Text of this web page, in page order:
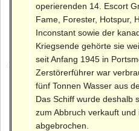
operierenden 14. Escort
Fame, Forester, Hotspur,
Inconstant sowie der
Kriegsende gehörte sie
seit Anfang 1945 in
Zerstörerführer war
fünf Tonnen Wasser aus
Das Schiff wurde deshalb
zum Abbruch verkauft
abgebrochen.